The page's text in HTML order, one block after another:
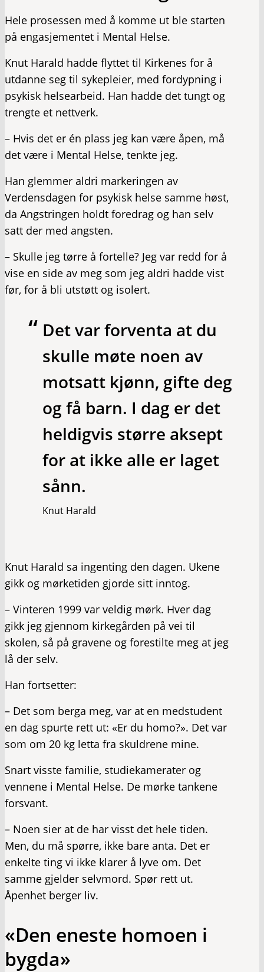
Hele prosessen med å komme ut ble starten
på engasjementet i Mental Helse.
Knut Harald hadde flyttet til Kirkenes for å
utdanne seg til sykepleier, med fordypning i
psykisk helsearbeid. Han hadde det tungt og
trengte et nettverk.
– Hvis det er én plass jeg kan være åpen, må
det være i Mental Helse, tenkte jeg.
Han glemmer aldri markeringen av
Verdensdagen for psykisk helse samme høst,
da Angstringen holdt foredrag og han selv
satt der med angsten.
– Skulle jeg tørre å fortelle? Jeg var redd for å
vise en side av meg som jeg aldri hadde vist
før, for å bli utstøtt og isolert.
Det var forventa at du
skulle møte noen av
motsatt kjønn, gifte deg
og få barn. I dag er det
heldigvis større aksept
for at ikke alle er laget
sånn.
Knut Harald
Knut Harald sa ingenting den dagen. Ukene
gikk og mørketiden gjorde sitt inntog.
– Vinteren 1999 var veldig mørk. Hver dag
gikk jeg gjennom kirkegården på vei til
skolen, så på gravene og forestilte meg at jeg
lå der selv.
Han fortsetter:
– Det som berga meg, var at en medstudent
en dag spurte rett ut: «Er du homo?». Det var
som om 20 kg letta fra skuldrene mine.
Snart visste familie, studiekamerater og
vennene i Mental Helse. De mørke tankene
forsvant.
– Noen sier at de har visst det hele tiden.
Men, du må spørre, ikke bare anta. Det er
enkelte ting vi ikke klarer å lyve om. Det
samme gjelder selvmord. Spør rett ut.
Åpenhet berger liv.
«Den eneste homoen i
bygda»